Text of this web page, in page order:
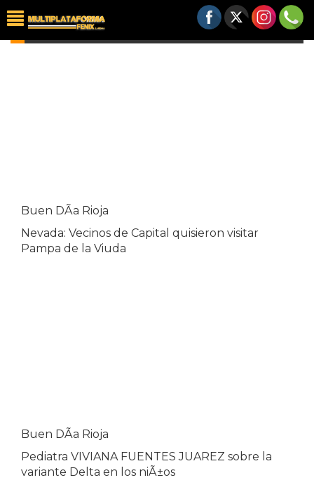
VIDEOS
Buen DÃ­a Rioja
Nevada: Vecinos de Capital quisieron visitar
Pampa de la Viuda
Buen DÃ­a Rioja
Pediatra VIVIANA FUENTES JUAREZ sobre la
variante Delta en los niÃ±os